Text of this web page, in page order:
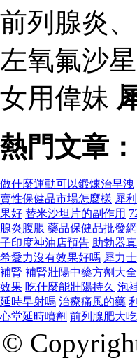
前列腺炎
左氧氟沙
女用偉妹
熱門文章：
做什麼運動可以鍛煉治早洩
賣性保健品市場怎麼樣 犀
果好 替米沙坦片的副作用
腺炎腹脹 藥品保健品批發網
子印度神油店預告 助勃器真
希愛力沒有效果好嗎 犀力
補腎 補腎壯陽中藥方劑大全
效果 吃什麼能壯陽持久 泡
延時早射嗎 治療痛風的藥
心堂延時噴劑 前列腺肥大
©